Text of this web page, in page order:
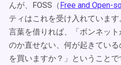
んが、FOSS（Free and Open-
ティはこれを受け入れていま
言葉を借りれば、「ボンネッ
のか直せない、何が起きてい
を買いますか？」ということで